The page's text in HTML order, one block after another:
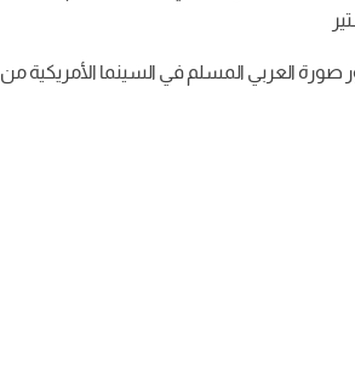
صورة العربي المسلم في السينما الأمريكية من